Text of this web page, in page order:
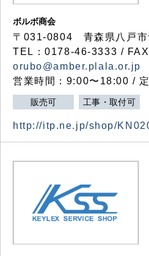
ボルボ商会
〒031-0804 青森県八戸市
TEL：0178-46-3333 /
orubo@amber.plala.or.jp
営業時間：9:00〜18:00 /
販売可 工事・取付可
http://itp.ne.jp/shop/